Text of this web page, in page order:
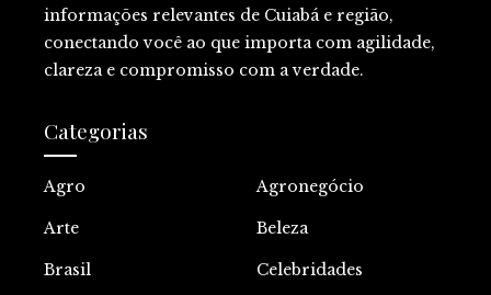
informações relevantes de Cuiabá e região,
conectando você ao que importa com agilidade,
clareza e compromisso com a verdade.
Categorias
Agro Agronegócio
Arte Beleza
Brasil Celebridades